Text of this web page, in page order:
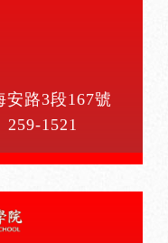
安路3段167號
259-1521